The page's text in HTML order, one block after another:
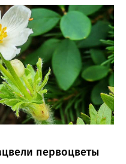
первоцветы